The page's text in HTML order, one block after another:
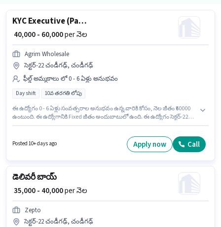
KYC Executive (Part-Time)
₹ 40,000 - 60,000per నెల
Agrim Wholesale
సెక్టర్-22 చండీగఢ్, చండీగఢ్
ఫీల్డ్ అమ్మకాలు లో 0 - 6 ఏళ్లు అనుభవం
Day shift 10వ తరగతి లోపు
ఈ ఉద్యోగం 0 - 6 ఏళ్లు సంవత్సరాల అనుభవం ఉన్న వారికి కోసం, నెల జీతం ₹60000
ఉంటుంది. ఈ ఉద్యోగానికి Fixed జీతం అందుబాటులో ఉంది. ఈ ఉద్యోగం సెక్టర్-22
ఉద్యోగానికి అప్లై చేసుకోవచ్చు. Agrim Wholesale ఫీల్డ్ అమ్మకాలు విభాగంలో KYC
Executive (Part-Time) ఉద్యోగానికి క్రియాశీలకంగా నియామకం జరుగుతోంది.
Posted 10+ days ago Apply now Call
డెలివరీ బాయ్
₹ 35,000 - 40,000per నెల
Zepto
సెక్టర్-22 చండీగఢ్, చండీగఢ్